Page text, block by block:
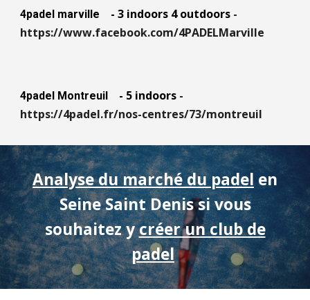
4padel marville -3 indoors 4 outdoors -
https://www.facebook.com/4PADELMarville
4padel Montreuil - 5 indoors -
https://4padel.fr/nos-centres/73/montreuil
Analyse du marché du padel en
Seine Saint Denissi vous
souhaitez ycréer un club de
padel